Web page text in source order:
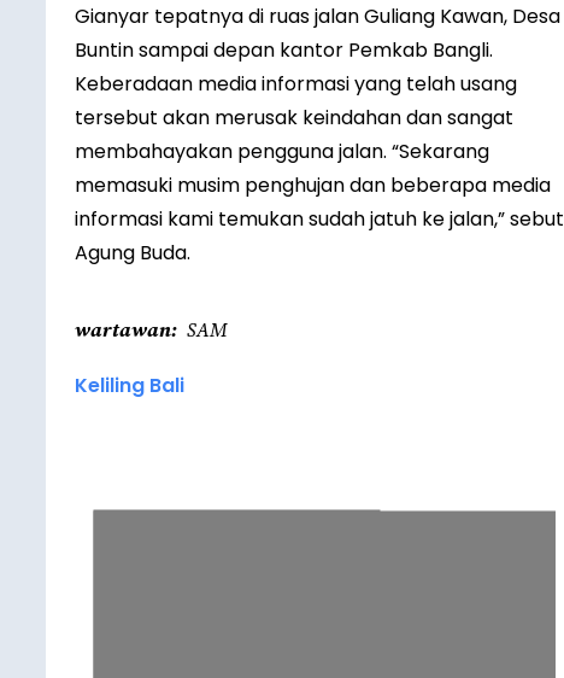
Gianyar tepatnya di ruas jalan Guliang Kawan, Desa
Buntin sampai depan kantor Pemkab Bangli.
Keberadaan media informasi yang telah usang
tersebut akan merusak keindahan dan sangat
membahayakan pengguna jalan. “Sekarang
memasuki musim penghujan dan beberapa media
informasi kami temukan sudah jatuh ke jalan,” sebut
Agung Buda.
wartawan SAM
Keliling Bali